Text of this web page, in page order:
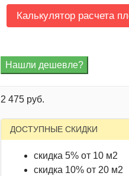
Калькулятор расчета
2 475 руб.
ДОСТУПНЫЕ СКИДКИ
скидка 5% от 10 м2
скидка 10% от 20 м2